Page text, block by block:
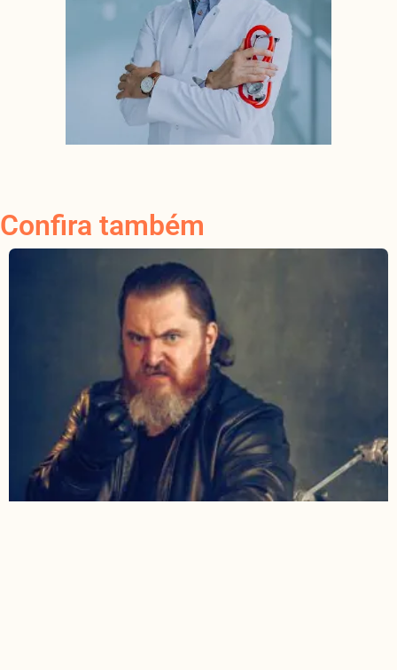
Confira também